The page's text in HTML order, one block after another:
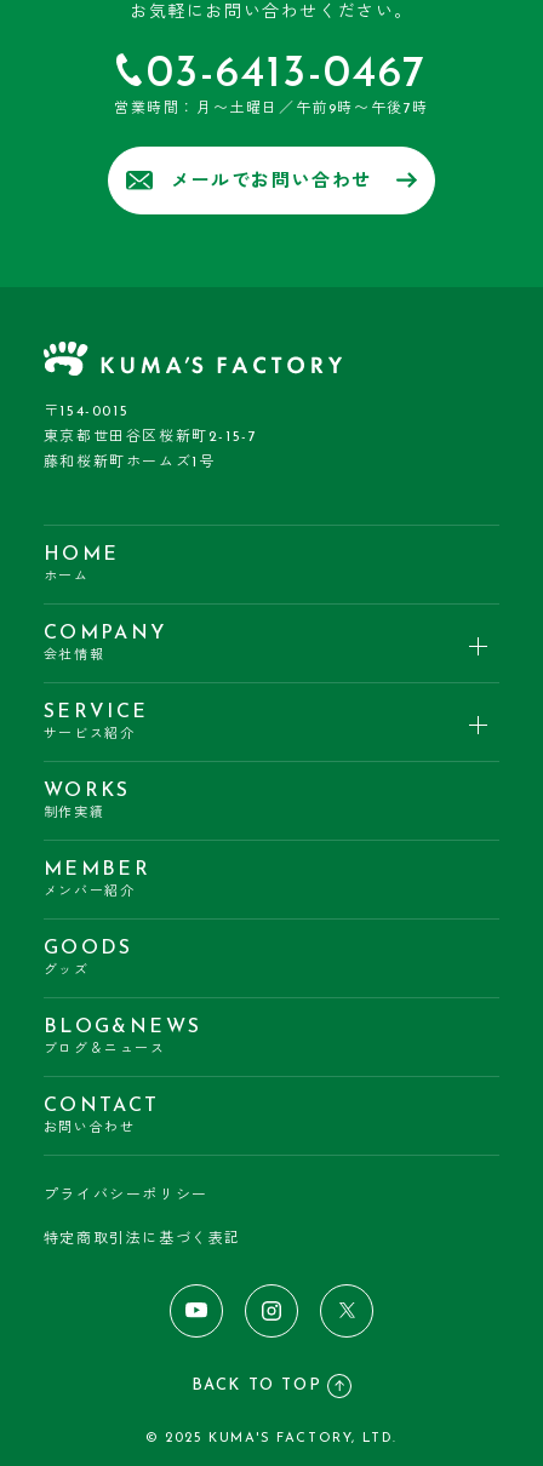
お気軽にお問い合わせください。
03-6413-0467
営業時間：月〜土曜日／午前9時〜午後7時
メールでお問い合わせ
〒154-0015
東京都世田谷区桜新町2-15-7
藤和桜新町ホームズ1号
HOME
ホーム
COMPANY
会社情報
SERVICE
サービス紹介
WORKS
制作実績
MEMBER
メンバー紹介
GOODS
グッズ
BLOG&NEWS
ブログ＆ニュース
CONTACT
お問い合わせ
プライバシーポリシー
特定商取引法に基づく表記
BACK TO TOP
© 2025 KUMA'S FACTORY, LTD.